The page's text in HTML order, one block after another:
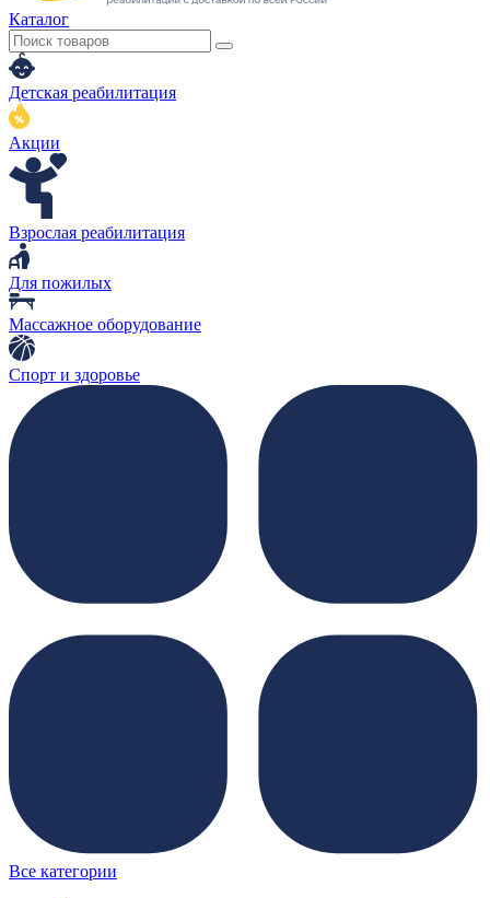
Каталог
Детская реабилитация
Акции
Взрослая реабилитация
Для пожилых
Массажное оборудование
Спорт и здоровье
Все категории